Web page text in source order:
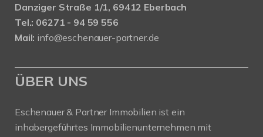
Danziger Straße 1/1, 69412 Eberbach
Tel.: 06271 - 94 59 556
Mail: info@eschenauer-partner.de
ÜBER UNS
Eschenauer & Partner Immobilien ist ein
inhabergeführtes Immobilienunternehmen mit